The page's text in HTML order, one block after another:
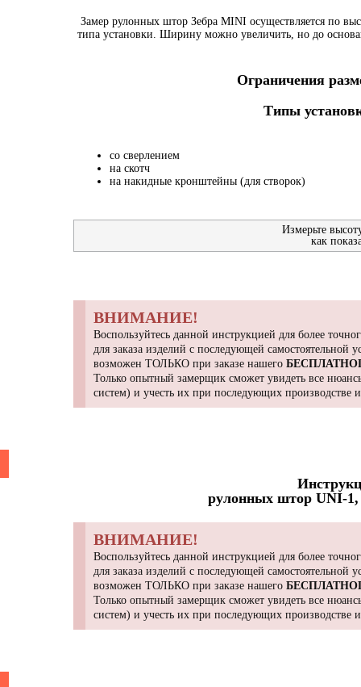
Замер рулонных штор Зебра MINI осуществляется по
типа установки. Ширину можно увеличить, но до
Ограничения
Типы
со сверлением
на скотч
на накидные кронштейны (для створок)
Измерьте
как
ВНИМАНИЕ!
Воспользуйтесь данной инструкцией для более
для заказа изделий с последующей
возможен ТОЛЬКО при заказе нашего
Только опытный замерщик сможет увидеть все
систем) и учесть их при последующих производстве
рулонных штор UNI-
ВНИМАНИЕ!
Воспользуйтесь данной инструкцией для более
для заказа изделий с последующей
возможен ТОЛЬКО при заказе нашего
Только опытный замерщик сможет увидеть все
систем) и учесть их при последующих производстве